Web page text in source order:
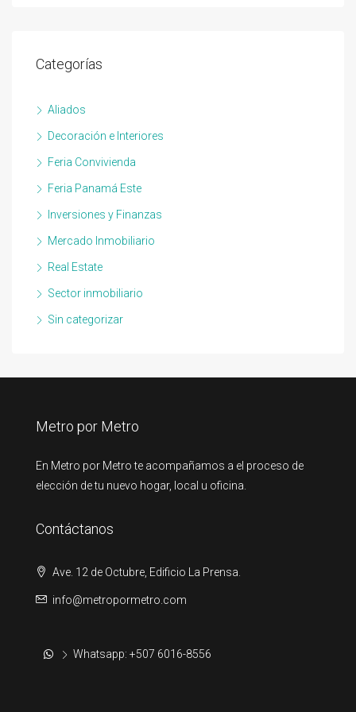
Categorías
Aliados
Decoración e Interiores
Feria Convivienda
Feria Panamá Este
Inversiones y Finanzas
Mercado Inmobiliario
Real Estate
Sector inmobiliario
Sin categorizar
Metro por Metro
En Metro por Metro te acompañamos a el proceso de
elección de tu nuevo hogar, local u oficina.
Contáctanos
Ave. 12 de Octubre, Edificio La Prensa.
info@metropormetro.com
Whatsapp: +507 6016-8556